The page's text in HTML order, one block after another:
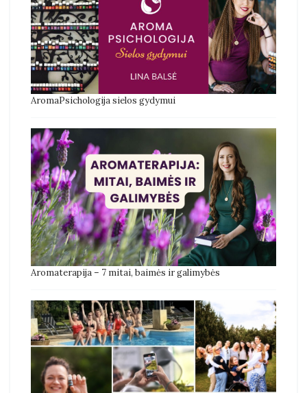
AromaPsichologija sielos gydymui
Aromaterapija – 7 mitai, baimės ir galimybės